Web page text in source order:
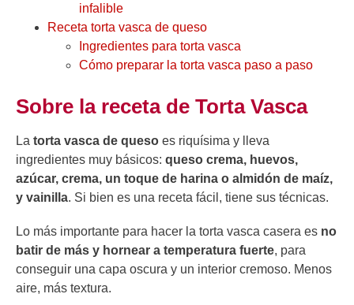
infalible
Receta torta vasca de queso
Ingredientes para torta vasca
Cómo preparar la torta vasca paso a paso
Sobre la receta de Torta Vasca
La torta vasca de queso es riquísima y lleva
ingredientes muy básicos: queso crema, huevos,
azúcar, crema, un toque de harina o almidón de maíz,
y vainilla. Si bien es una receta fácil, tiene sus técnicas.
Lo más importante para hacer la torta vasca casera es no
batir de más y hornear a temperatura fuerte, para
conseguir una capa oscura y un interior cremoso. Menos
aire, más textura.